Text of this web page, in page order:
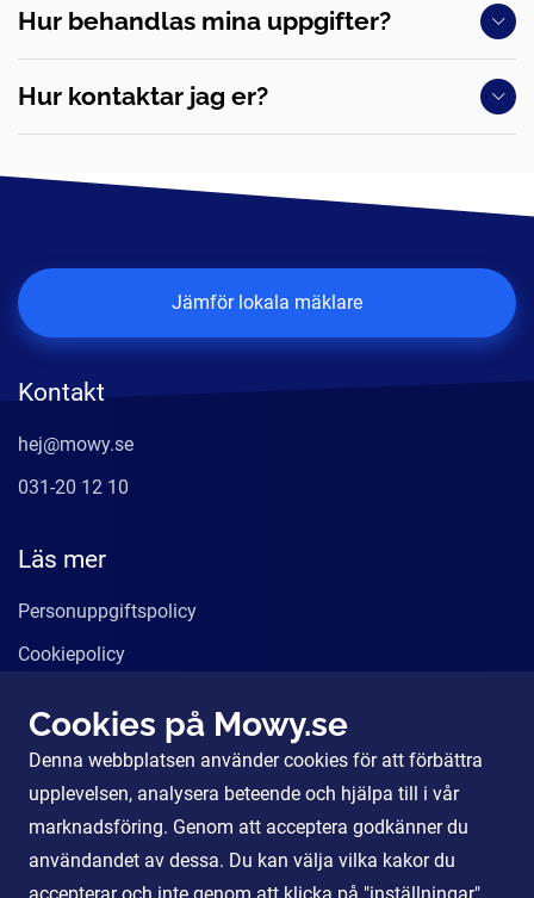
Hur behandlas mina uppgifter?
Hur kontaktar jag er?
Kontakt
hej@mowy.se
031-20 12 10
Läs mer
Personuppgiftspolicy
Cookiepolicy
Våra tjänster
För Partners
Jämför lokala mäklare
Cookies på Mowy.se
Denna webbplatsen använder cookies för att förbättra
upplevelsen, analysera beteende och hjälpa till i vår
marknadsföring. Genom att acceptera godkänner du
användandet av dessa. Du kan välja vilka kakor du